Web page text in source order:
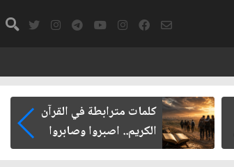
كلمات مترابطة في القرآن
الكريم.. اصبروا وصابروا